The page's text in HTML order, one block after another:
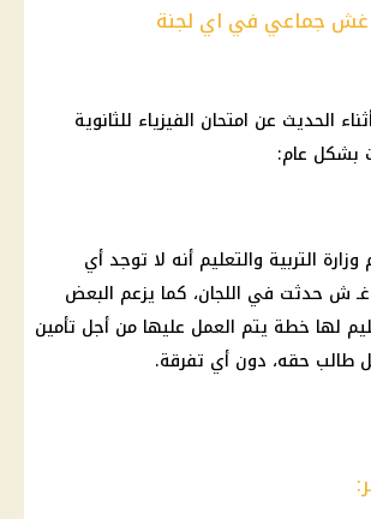
غش جماعي في اي لجنة
الحديث عن امتحان الفيزياء للثانوية
بشكل عام:
التربية والتعليم أنه لا توجد أي
غـ ش حدثت في اللجان، كما يزعم البعض
لها خطة يتم العمل عليها من أجل تأمين
طالب حقه، دون أي تفرقة.